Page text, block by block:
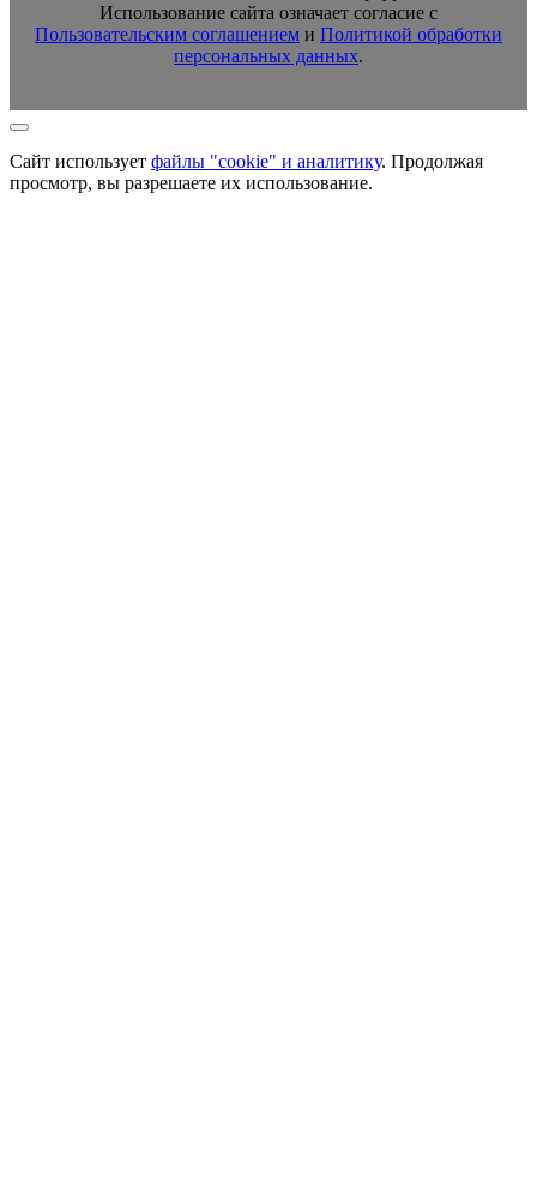
Использование сайта означает согласие с
Пользовательским соглашением и Политикой обработки
персональных данных.
Сайт использует файлы "cookie" и аналитику. Продолжая
просмотр, вы разрешаете их использование.